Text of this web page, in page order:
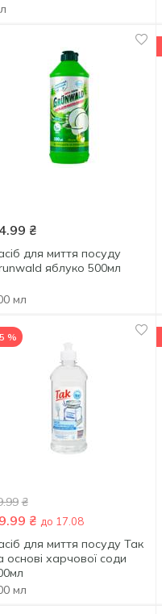
₴
для миття посуду
яблуко 500мл
мл
%
₴
₴ до 17.08
для миття посуду Так
основі харчової соди
мл